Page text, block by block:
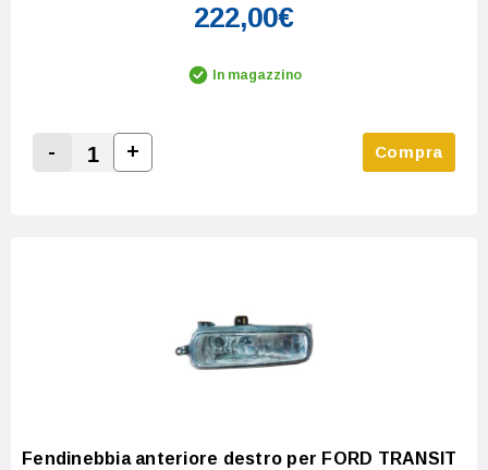
222,00€
In magazzino
-
Increase Quantity:
+ Compra
Fendinebbia anteriore destro per FORD TRANSIT